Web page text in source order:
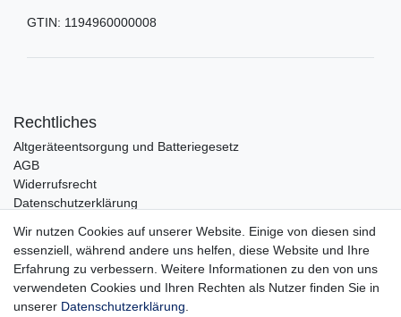
GTIN: 1194960000008
Rechtliches
Altgeräteentsorgung und Batteriegesetz
AGB
Widerrufsrecht
Datenschutzerklärung
Impressum
Service
Zahlungsarten
Lieferung und Abholung
Wir nutzen Cookies auf unserer Website. Einige von diesen sind
essenziell, während andere uns helfen, diese Website und Ihre
Erfahrung zu verbessern. Weitere Informationen zu den von uns
verwendeten Cookies und Ihren Rechten als Nutzer finden Sie in
unserer Daten­schutz­erklärung